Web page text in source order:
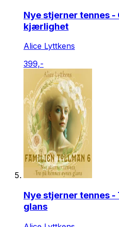
Nye stjerner tennes -
kjærlighet
Alice Lyttkens
399,-
Nye stjerner tennes -
glans